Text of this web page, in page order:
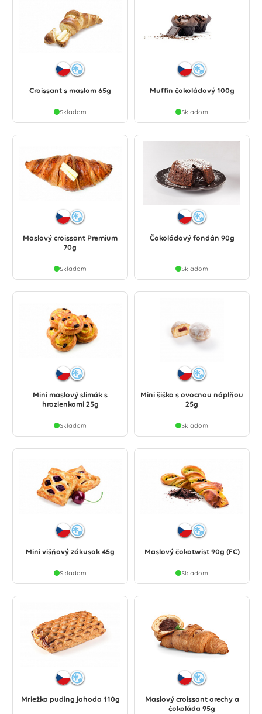
Croissant s maslom 65g
Skladom
Muffin čokoládový 100g
Skladom
Maslový croissant Premium
70g
Skladom
Čokoládový fondán 90g
Skladom
Mini maslový slimák s
hrozienkami 25g
Skladom
Mini šiška s ovocnou náplňou
25g
Skladom
Mini višňový zákusok 45g
Skladom
Maslový čokotwist 90g (FC)
Skladom
Mriežka puding jahoda 110g
Maslový croissant orechy a
čokoláda 95g